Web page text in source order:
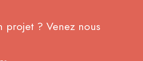
projet ? Venez nous